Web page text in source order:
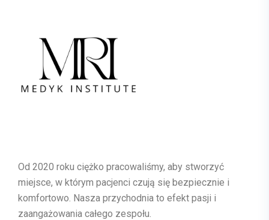
Od 2020 roku ciężko pracowaliśmy, aby stworzyć
miejsce, w którym pacjenci czują się bezpiecznie i
komfortowo. Nasza przychodnia to efekt pasji i
zaangażowania całego zespołu.